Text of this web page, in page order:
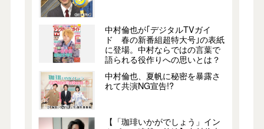
中村倫也が｢デジタルTVガイ
ド 春の新番組超特大号｣の表紙
に登場。中村ならではの言葉で
語られる役作りへの思いとは？
中村倫也、夏帆に秘密を暴露さ
れて共演NG宣告!?
【「珈琲いかがでしょう」イン